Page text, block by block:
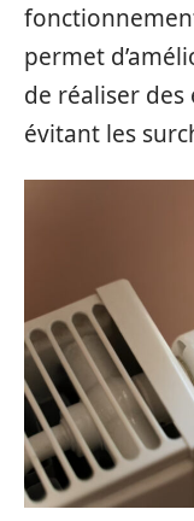
permet
de réaliser des
évitant les